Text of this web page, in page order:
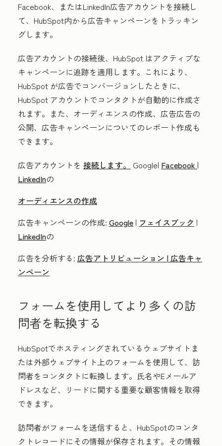
Facebook、またはLinkedIn広告アカウントを接続し
て、HubSpot内から広告キャンペーンをトラッキン
グします。
広告アカウントの接続後、HubSpot はアクティブな
キャンペーンに追跡を適用します。これにより、
HubSpot が広告でコンバージョンしたときに、
HubSpot アカウントでコンタクトが自動的に作成さ
れます。また、オーディエンスの作成、広告広告の
公開、広告キャンペーンについてのレポート作成も
できます。
広告アカウントを 接続します。 Google| Facebook |
LinkedInの
オーディエンスの作成
広告キャンペーンの作成: Google | フェイスブック |
LinkedInの
広告を分析する: 広告アトリビューション |広告キャ
ンペーン
フォームを使用してより多くの訪
問者を転換する
HubSpotでホスティングされているウェブサイトま
たは外部ウェブサイト上のフォームを使用して、訪
問者をコンタクトに転換します。氏名やEメールア
ドレスなど、リードに関する重要な顧客情報を取得
できます。
訪問者がフォームを送信すると、HubSpotのコンタ
クトレコードにその情報が保存されます。その情報